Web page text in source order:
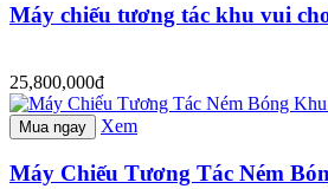
Máy chiếu tương tác khu vui
25,800,000đ
Mua ngay Xem
Máy Chiếu Tương Tác Ném